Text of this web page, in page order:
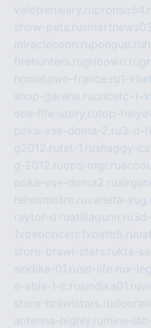
velotrenajery.ru
show-pets.ru
miraclecoon.rupongup.ru
firehunters.rugribowo.ru
hometown-france.ru1-
shop-garena.rucricetc-1-
one-life-story.rutop-
poka-vse-doma-2.ru3-d-
g2012.rutst-1.rushaggy-
g-2012.ruops-mgr.ru
poka-vse-doma2.ru
tehosmotre.ruvarieta-
raytor-d.ruatillagunn.ru
1xbeticricetc1xbetti5.ru
store-brawl-stars.rukts-
sindika-01.rusp-life.rux-
e-abis-1-c.rusindika01.ru
store-brawlstars.ru
antenna-highly.ru mine-